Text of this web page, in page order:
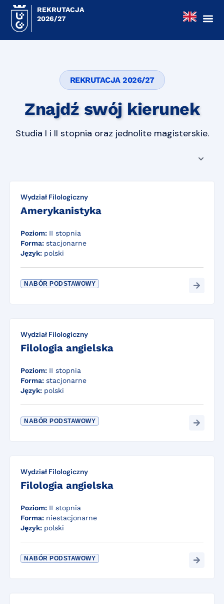
REKRUTACJA
2026/27
REKRUTACJA 2026/27
Znajdź swój kierunek
Studia I i II stopnia oraz jednolite magisterskie.
Wydział Filologiczny
Amerykanistyka
Poziom: II stopnia
Forma: stacjonarne
Język: polski
NABÓR PODSTAWOWY
Wydział Filologiczny
Filologia angielska
Poziom: II stopnia
Forma: stacjonarne
Język: polski
NABÓR PODSTAWOWY
Wydział Filologiczny
Filologia angielska
Poziom: II stopnia
Forma: niestacjonarne
Język: polski
NABÓR PODSTAWOWY